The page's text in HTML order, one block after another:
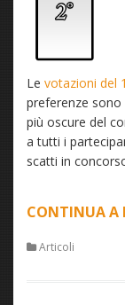
Le votazioni del
preferenze
più oscure del
a tutti i
scatti in
CONTINUA A
Articoli